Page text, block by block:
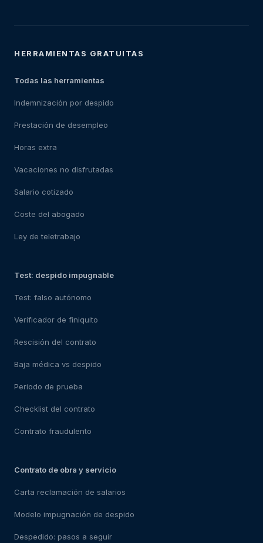
HERRAMIENTAS GRATUITAS
Todas las herramientas
Indemnización por despido
Prestación de desempleo
Horas extra
Vacaciones no disfrutadas
Salario cotizado
Coste del abogado
Ley de teletrabajo
Test: despido impugnable
Test: falso autónomo
Verificador de finiquito
Rescisión del contrato
Baja médica vs despido
Periodo de prueba
Checklist del contrato
Contrato fraudulento
Contrato de obra y servicio
Carta reclamación de salarios
Modelo impugnación de despido
Despedido: pasos a seguir